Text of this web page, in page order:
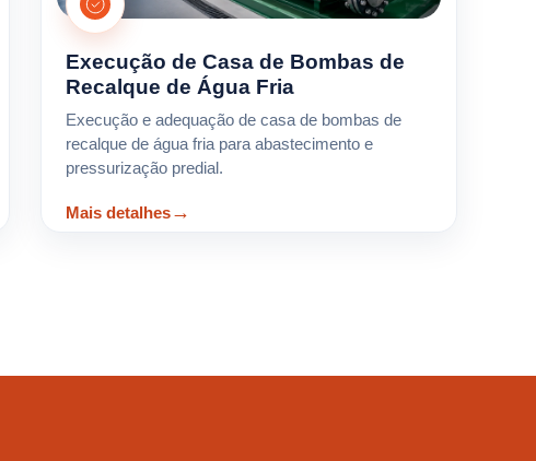
Execução de Casa de Bombas de
Recalque de Água Fria
Execução e adequação de casa de bombas de
recalque de água fria para abastecimento e
pressurização predial.
Mais detalhes